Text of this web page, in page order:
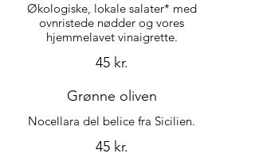
Økologiske, lokale salater* med
ovnristede nødder og vores
hjemmelavet vinaigrette.
45 kr.
Grønne oliven
Nocellara del belice fra Sicilien.
45 kr.